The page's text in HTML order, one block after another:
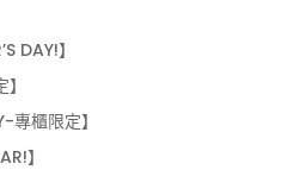
DAY!】
專櫃限定】
】